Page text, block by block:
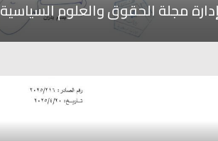
إدارة مجلة الحقوق والعلوم السياسية